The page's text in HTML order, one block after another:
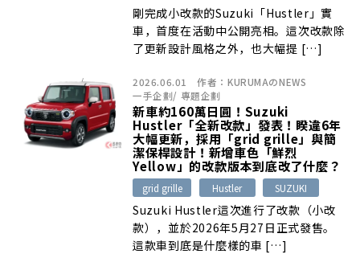
剛完成小改款的Suzuki「Hustler」實
車，首度在活動中公開亮相。這次改款除
了更新設計風格之外，也大幅提 […]
2026.06.01 作者： KURUMAのNEWS
一手企劃/ 專題企劃
新車約160萬日圓！Suzuki
Hustler「全新改款」發表！睽違6年
大幅更新，採用「grid grille」與簡
潔保桿設計！新增車色「鮮烈
Yellow」的改款版本到底改了什麼？
grid grille Hustler SUZUKI
Suzuki Hustler這次進行了改款（小改
款），並於2026年5月27日正式發售。
這款車到底是什麼樣的車 […]